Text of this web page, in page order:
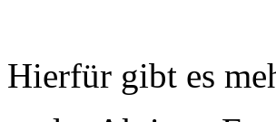
Hierfür gibt es